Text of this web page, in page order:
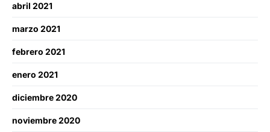
abril 2021
marzo 2021
febrero 2021
enero 2021
diciembre 2020
noviembre 2020